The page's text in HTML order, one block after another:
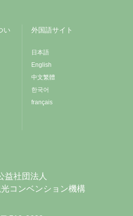
い
外国語サイト
日本語
English
中文繁體
한국어
français
益社団法人
コンベンション機構